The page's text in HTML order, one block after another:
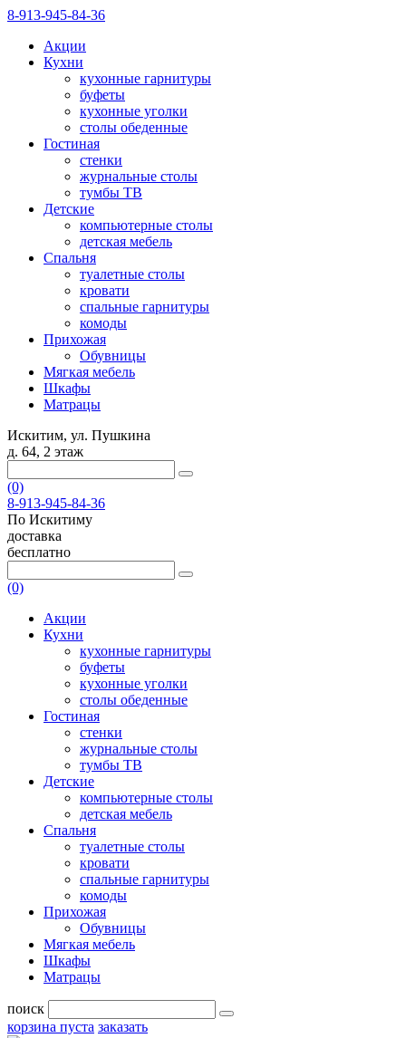
8-913-945-84-36
Акции
Кухни
кухонные гарнитуры
буфеты
кухонные уголки
столы обеденные
Гостиная
стенки
журнальные столы
тумбы ТВ
Детские
компьютерные столы
детская мебель
Спальня
туалетные столы
кровати
спальные гарнитуры
комоды
Прихожая
Обувницы
Мягкая мебель
Шкафы
Матрацы
Искитим, ул. Пушкина
д. 64, 2 этаж
(0)
8-913-945-84-36
По Искитиму
доставка
бесплатно
(0)
Акции
Кухни
кухонные гарнитуры
буфеты
кухонные уголки
столы обеденные
Гостиная
стенки
журнальные столы
тумбы ТВ
Детские
компьютерные столы
детская мебель
Спальня
туалетные столы
кровати
спальные гарнитуры
комоды
Прихожая
Обувницы
Мягкая мебель
Шкафы
Матрацы
поиск
корзина пуста заказать